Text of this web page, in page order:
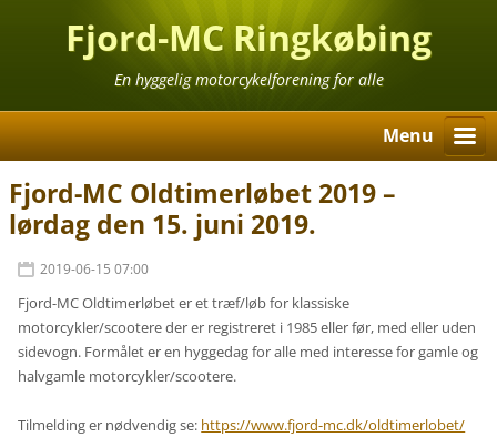
Fjord-MC Ringkøbing
En hyggelig motorcykelforening for alle
Menu
Fjord-MC Oldtimerløbet 2019 –
lørdag den 15. juni 2019.
2019-06-15 07:00
Fjord-MC Oldtimerløbet er et træf/løb for klassiske
motorcykler/scootere der er registreret i 1985 eller før, med eller uden
sidevogn. Formålet er en hyggedag for alle med interesse for gamle og
halvgamle motorcykler/scootere.
Tilmelding er nødvendig se: https://www.fjord-mc.dk/oldtimerlobet/